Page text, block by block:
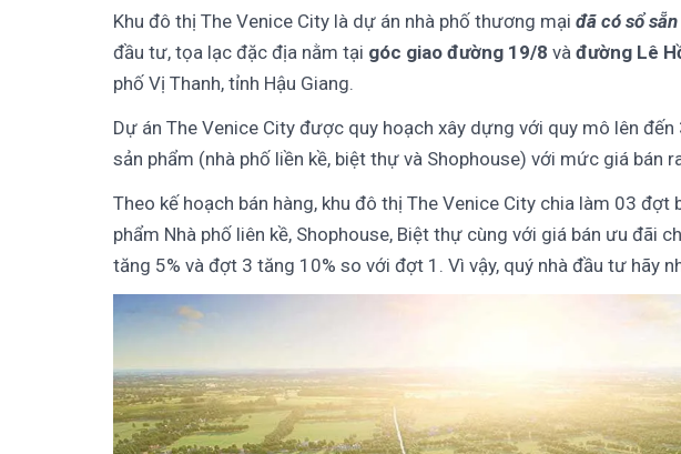
Khu đô thị The Venice City là dự án nhà phố thương mại đã có sổ sẵn
đầu tư, tọa lạc đặc địa nằm tại góc giao đường 19/8 và đường Lê
phố Vị Thanh, tỉnh Hậu Giang.
Dự án The Venice City được quy hoạch xây dựng với quy mô lên
sản phẩm (nhà phố liền kề, biệt thự và Shophouse) với mức giá bán
Theo kế hoạch bán hàng, khu đô thị The Venice City chia làm 03 đợt
phẩm Nhà phố liên kề, Shophouse, Biệt thự cùng với giá bán ưu đãi
tăng 5% và đợt 3 tăng 10% so với đợt 1. Vì vậy, quý nhà đầu tư hãy